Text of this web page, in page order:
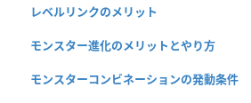
レベルリンクのメリット
モンスター進化のメリットとやり方
モンスターコンビネーションの発動条件